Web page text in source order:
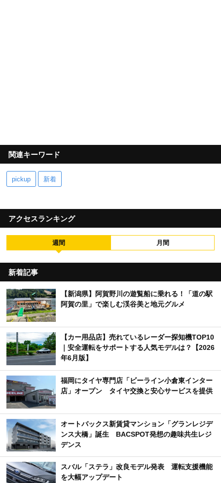
関連キーワード
pickup 新着
アクセスランキング
週間 月間
新着記事
【新潟県】阿賀野川の遊覧船に乗れる！「道の駅
阿賀の里」で楽しむ渓谷美と地元グルメ
【カー用品店】売れているレーダー探知機TOP10
｜安全運転をサポートする人気モデルは？【2026
年6月版】
福岡にタイヤ専門店「ビーライン小倉東インター
店」オープン タイヤ交換と安心サービスを提供
オートバックス新賃貸マンション「グランレジデ
ンス大橋」誕生 BACSPOT発想の趣味共生レジ
デンス
スバル「ステラ」改良モデル発表 運転支援機能
を大幅アップデート